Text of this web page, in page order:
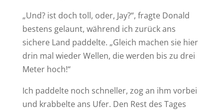
„Und? ist doch toll, oder, Jay?“, fragte Donald
bestens gelaunt, während ich zurück ans
sichere Land paddelte. „Gleich machen sie hier
drin mal wieder Wellen, die werden bis zu drei
Meter hoch!“
Ich paddelte noch schneller, zog an ihm vorbei
und krabbelte ans Ufer. Den Rest des Tages